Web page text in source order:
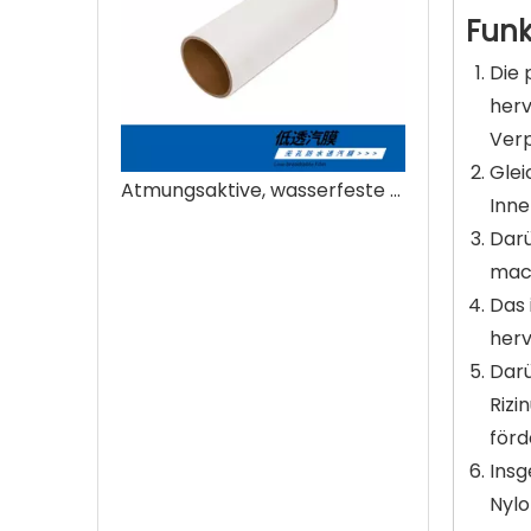
Atmungsaktive, wasserfeste Folie
Die